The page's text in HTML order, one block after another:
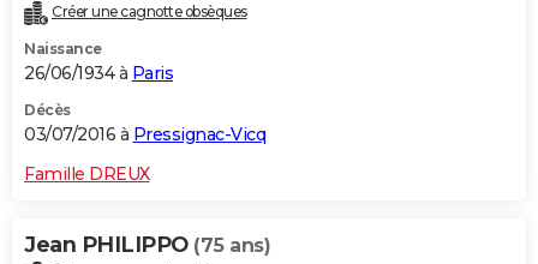
Créer une cagnotte obsèques
Naissance
26/06/1934 à Paris
Décès
03/07/2016 à Pressignac-Vicq
Famille DREUX
Jean PHILIPPO (75 ans)